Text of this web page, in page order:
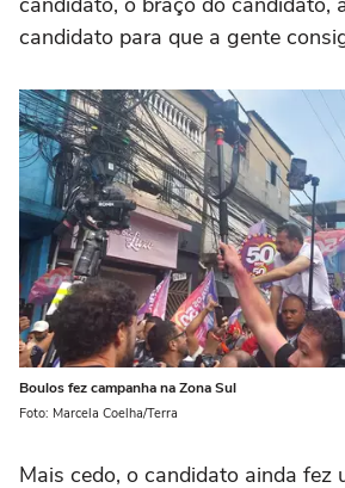
candidato para que a gente
Boulos fez campanha na Zona Sul
Foto: Marcela Coelha/Terra
Mais cedo, o candidato ainda fez